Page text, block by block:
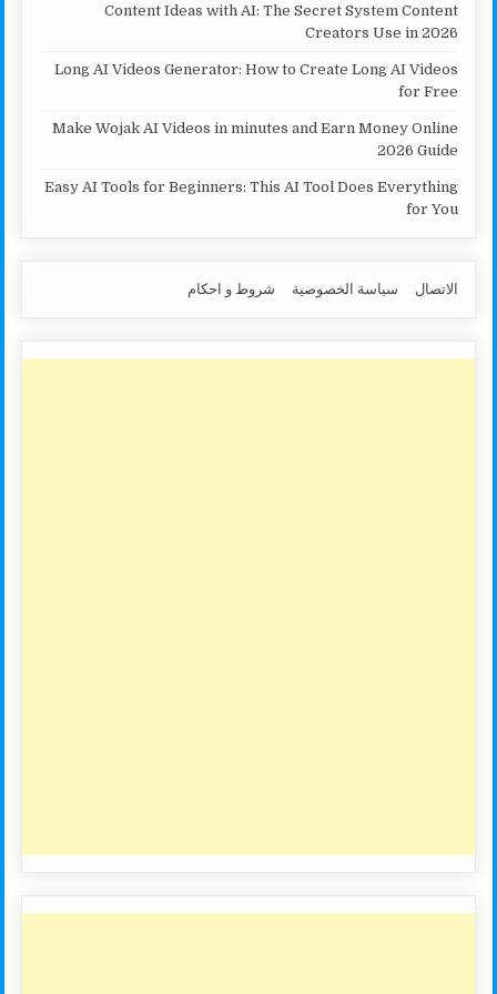
Content Ideas with AI: The Secret System Content
Creators Use in 2026
Long AI Videos Generator: How to Create Long AI Videos
for Free
Make Wojak AI Videos in minutes and Earn Money Online
2026 Guide
Easy AI Tools for Beginners: This AI Tool Does Everything
for You
الاتصال سياسة الخصوصية شروط و احكام